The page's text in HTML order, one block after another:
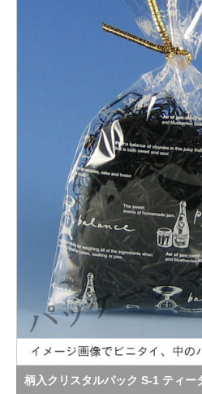
柄入クリスタルパック S-1 ティー